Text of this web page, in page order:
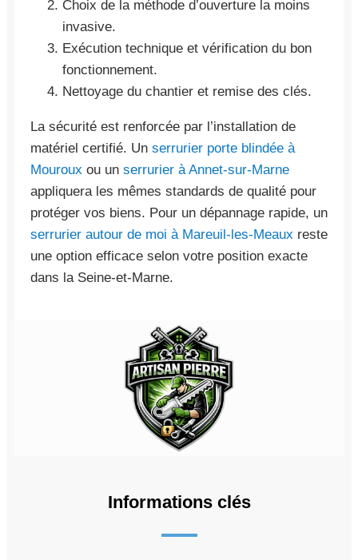
Choix de la méthode d’ouverture la moins
invasive.
Exécution technique et vérification du bon
fonctionnement.
Nettoyage du chantier et remise des clés.
La sécurité est renforcée par l’installation de
matériel certifié. Un serrurier porte blindée à
Mouroux ou un serrurier à Annet-sur-Marne
appliquera les mêmes standards de qualité pour
protéger vos biens. Pour un dépannage rapide, un
serrurier autour de moi à Mareuil-les-Meaux reste
une option efficace selon votre position exacte
dans la Seine-et-Marne.
Informations clés